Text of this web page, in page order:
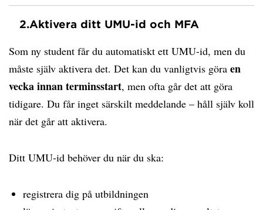
2.Aktivera ditt UMU-id och MFA
Som ny student får du automatiskt ett UMU-id, men du
måste själv aktivera det. Det kan du vanligtvis göra en
vecka innan terminsstart, men ofta går det att göra
tidigare. Du får inget särskilt meddelande – håll själv koll
när det går att aktivera.
Ditt UMU-id behöver du när du ska:
registrera dig på utbildningen